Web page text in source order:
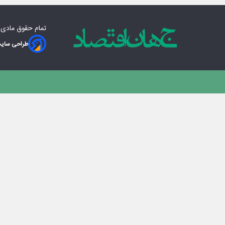
تمام حقوق
طراحی